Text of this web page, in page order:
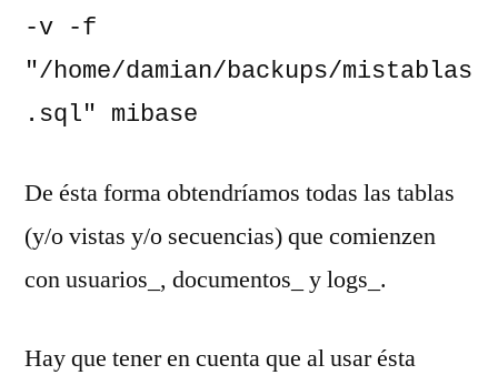
-v -f
"/home/damian/backups/mistablas
.sql" mibase
De ésta forma obtendríamos todas las tablas
(y/o vistas y/o secuencias) que comienzen
con usuarios_, documentos_ y logs_.
Hay que tener en cuenta que al usar ésta